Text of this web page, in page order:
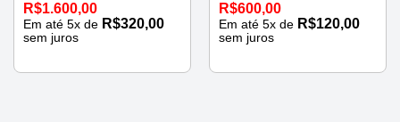
R$1.600,00
Em até 5x de R$320,00
sem juros
R$600,00
Em até 5x de R$120,00
sem juros